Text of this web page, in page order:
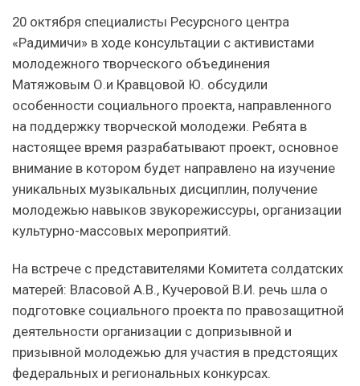
20 октября специалисты Ресурсного центра
«Радимичи» в ходе консультации с активистами
молодежного творческого объединения
Матяжовым О.и Кравцовой Ю. обсудили
особенности социального проекта, направленного
на поддержку творческой молодежи. Ребята в
настоящее время разрабатывают проект, основное
внимание в котором будет направлено на изучение
уникальных музыкальных дисциплин, получение
молодежью навыков звукорежиссуры, организации
культурно-массовых мероприятий.
На встрече с представителями Комитета солдатских
матерей: Власовой А.В., Кучеровой В.И. речь шла о
подготовке социального проекта по правозащитной
деятельности организации с допризывной и
призывной молодежью для участия в предстоящих
федеральных и региональных конкурсах.